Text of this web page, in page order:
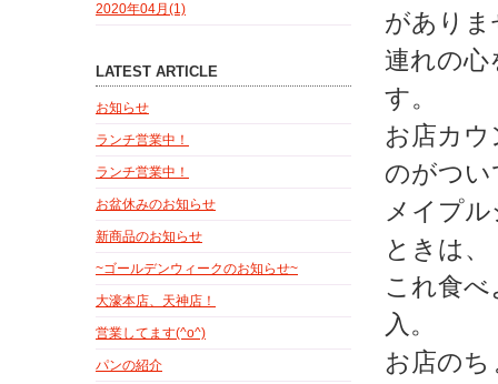
があり
連れの
す。
お店カ
のがつ
メイプ
ときは、
これ食
入。
お店の
2020年04月(1)
LATEST ARTICLE
お知らせ
ランチ営業中！
ランチ営業中！
お盆休みのお知らせ
新商品のお知らせ
~ゴールデンウィークのお知らせ~
大濠本店、天神店！
営業してます(^o^)
パンの紹介